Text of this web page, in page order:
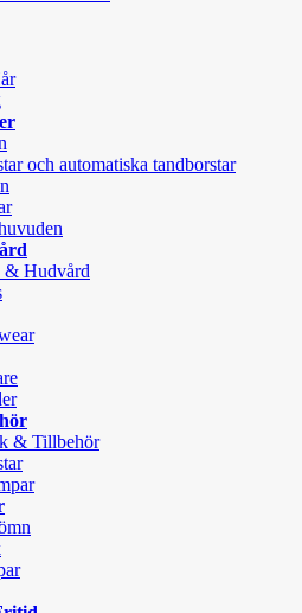
och automatiska tandborstar
Hudvård
& Tillbehör